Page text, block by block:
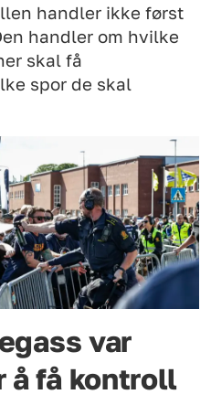
handler ikke først
handler om hvilke
skal få
spor de skal
var
å få kontroll